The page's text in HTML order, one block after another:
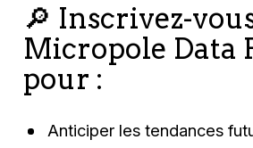
🔎 Inscrivez-
Micropole Data
pour :
Anticiper les tendances